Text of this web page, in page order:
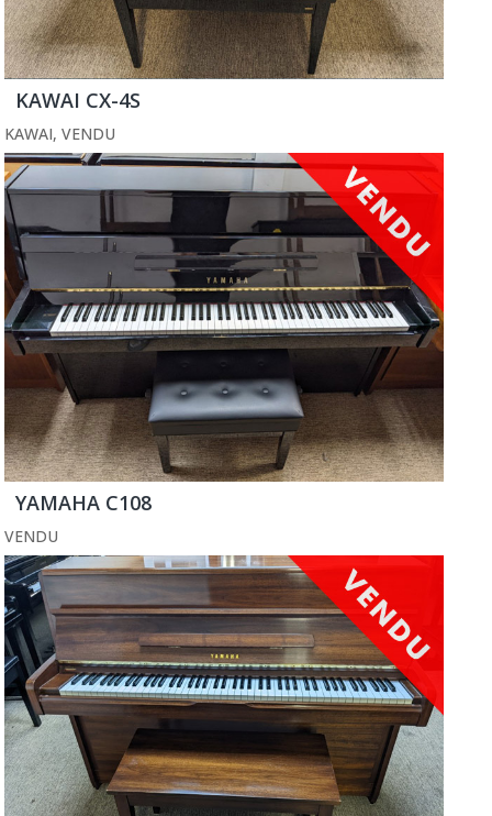
KAWAI CX-4S
KAWAI, VENDU
YAMAHA C108
VENDU